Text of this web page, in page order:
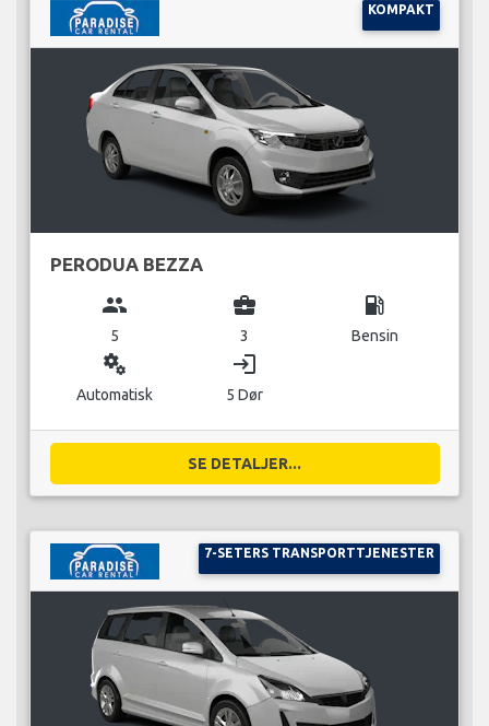
KOMPAKT
PERODUA BEZZA
group
5
business_center
3
local_gas_station
Bensin
miscellaneous_services
Automatisk
login
5 Dør
SE DETALJER...
7-SETERS TRANSPORTTJENESTER